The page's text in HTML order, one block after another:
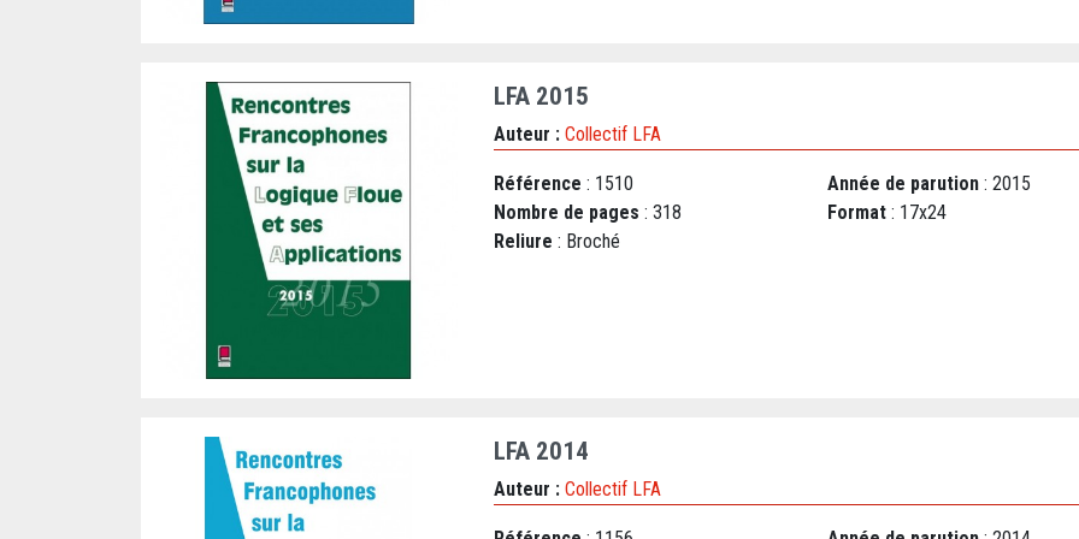
LFA 2015
Auteur : Collectif LFA
Référence : 1510 Année de parution : 2015
Nombre de pages : 318 Format : 17x24
Reliure : Broché
LFA 2014
Auteur : Collectif LFA